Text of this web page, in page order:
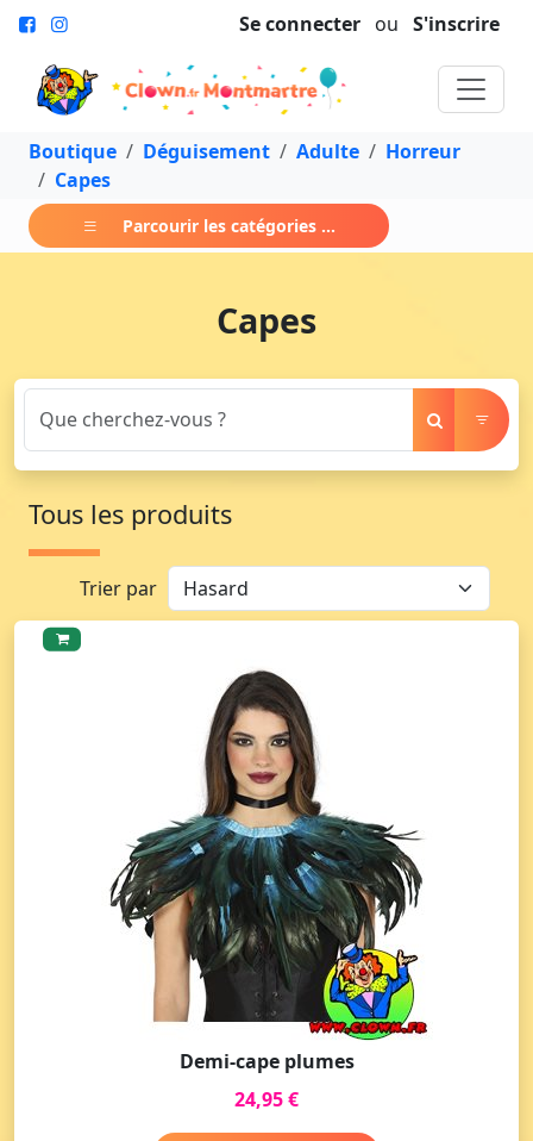
Se connecter ou S'inscrire
Boutique Déguisement Adulte
Horreur
Capes
Parcourir les catégories ...
Capes
Tous les produits
Trier par
Demi-cape plumes
24,95 €